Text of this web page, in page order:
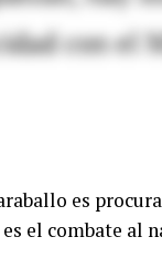
es
el combate al